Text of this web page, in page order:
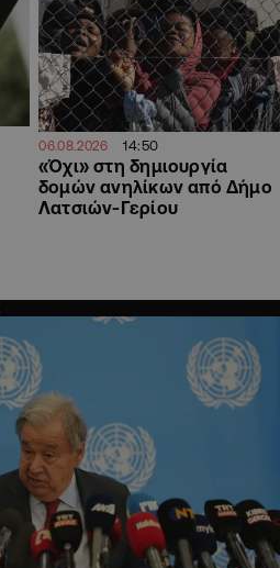
06.08.2026 14:50
«Όχι» στη δημιουργία
δομών ανηλίκων από Δήμο
Λατσιών-Γερίου